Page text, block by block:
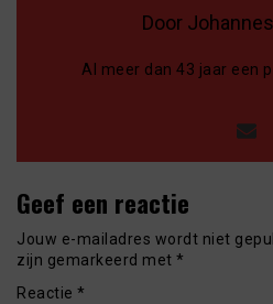
Door
Al meer dan 43 jaar een
Geef een reactie
Jouw e-mailadres wordt niet
zijn gemarkeerd met *
Reactie *